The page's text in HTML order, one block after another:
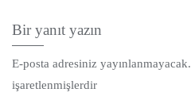
Bir yanıt yazın
E-posta adresiniz yayınlanmayacak.
işaretlenmişlerdir